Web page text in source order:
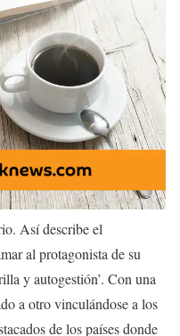
Así describe el
al protagonista de su
y autogestión’. Con una
a otro vinculándose a los
de los países donde